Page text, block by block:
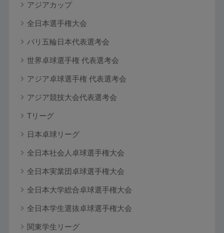
アジアカップ
全日本選手権大会
パリ五輪日本代表選考会
世界卓球選手権 代表選考会
アジア卓球選手権 代表選考会
アジア競技大会代表選考会
Tリーグ
日本卓球リーグ
全日本社会人卓球選手権大会
全日本実業団卓球選手権大会
全日本大学総合卓球選手権大会
全日本学生選抜卓球選手権大会
関東学生リーグ